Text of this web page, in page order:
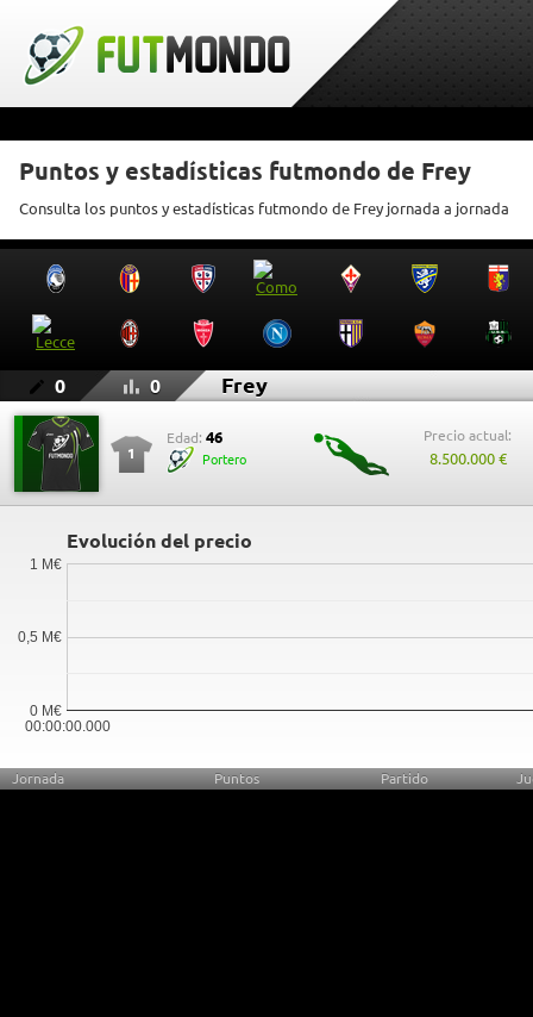
Puntos y estadísticas futmondo de Frey
Consulta los puntos y estadísticas futmondo de Frey jornada a jornada
0 0 Frey
1
Edad: 46
Portero
Precio actual:
8.500.000 €
Evolución del precio
00:00:00.000
0 M€
0,5 M€
1 M€
Jornada Puntos Partido